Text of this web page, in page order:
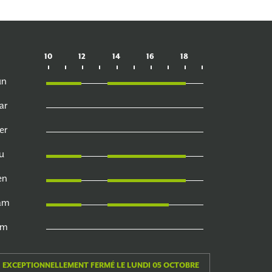
10 12 14 16 18
EXCEPTIONNELLEMENT FERMÉ LE LUNDI 05 OCTOBRE